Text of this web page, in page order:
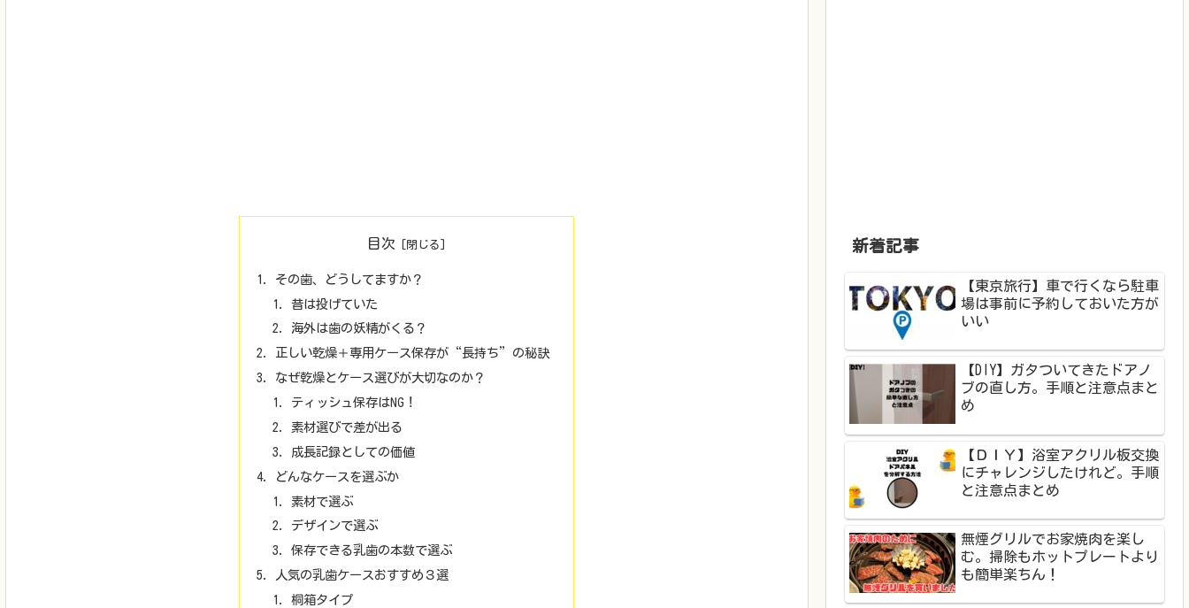
目次
その歯、どうしてますか？
昔は投げていた
海外は歯の妖精がくる？
正しい乾燥＋専用ケース保存が“長持ち”の秘訣
なぜ乾燥とケース選びが大切なのか？
ティッシュ保存はNG！
素材選びで差が出る
成長記録としての価値
どんなケースを選ぶか
素材で選ぶ
デザインで選ぶ
保存できる乳歯の本数で選ぶ
人気の乳歯ケースおすすめ３選
桐箱タイプ
新着記事
【東京旅行】車で行くなら駐車
場は事前に予約しておいた方が
いい
【DIY】ガタついてきたドアノ
ブの直し方。手順と注意点まと
め
【ＤＩＹ】浴室アクリル板交換
にチャレンジしたけれど。手順
と注意点まとめ
無煙グリルでお家焼肉を楽し
む。掃除もホットプレートより
も簡単楽ちん！